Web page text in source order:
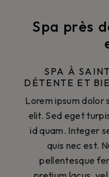
Spa près
SPA À
DÉTENTE ET
Lorem ipsum dolor
elit. Sed eget
id quam. Integer
quis nec est.
pellentesque